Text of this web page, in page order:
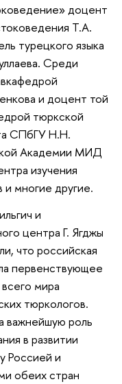
доцент
Т.А.
турецкого языка
Среди
и доцент той
тюркской
СПбГУ Н.Н.
Академии МИД
изучения
многие другие.
и
центра Г. Ягджы
что российская
первенствующее
мира
тюркологов.
важнейшую роль
в развитии
Россией и
обеих стран